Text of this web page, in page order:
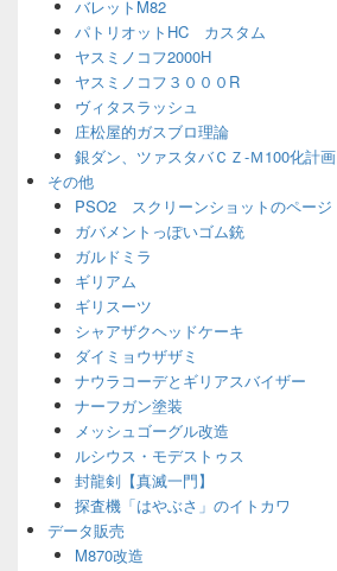
バレットM82
パトリオットHC カスタム
ヤスミノコフ2000H
ヤスミノコフ３０００R
ヴィタスラッシュ
庄松屋的ガスブロ理論
銀ダン、ツァスタバＣＺ-Ｍ100化計画
その他
PSO2 スクリーンショットのページ
ガバメントっぽいゴム銃
ガルドミラ
ギリアム
ギリスーツ
シャアザクヘッドケーキ
ダイミョウザザミ
ナウラコーデとギリアスバイザー
ナーフガン塗装
メッシュゴーグル改造
ルシウス・モデストゥス
封龍剣【真滅一門】
探査機「はやぶさ」のイトカワ
データ販売
M870改造